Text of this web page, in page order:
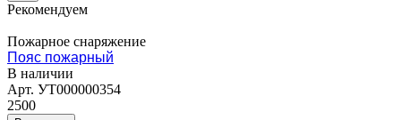
Рекомендуем
Пожарное снаряжение
Пояс пожарный
В наличии
Арт. УТ000000354
2500